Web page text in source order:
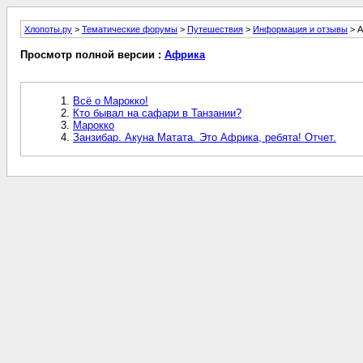
Хлопоты.ру > Тематические форумы > Путешествия > Информация и отзывы >
Просмотр полной версии : Африка
Всё о Марокко!
Кто бывал на сафари в Танзании?
Марокко
Занзибар. Акуна Матата. Это Африка, ребята! Отчет.